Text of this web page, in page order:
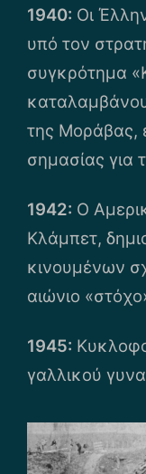
1940: Οι
υπό τον
συγκρότημα
της Μοράβας,
σημασίας για
1942: Ο
Κλάμπετ,
κινουμένων
αιώνιο
1945:
γαλλικού